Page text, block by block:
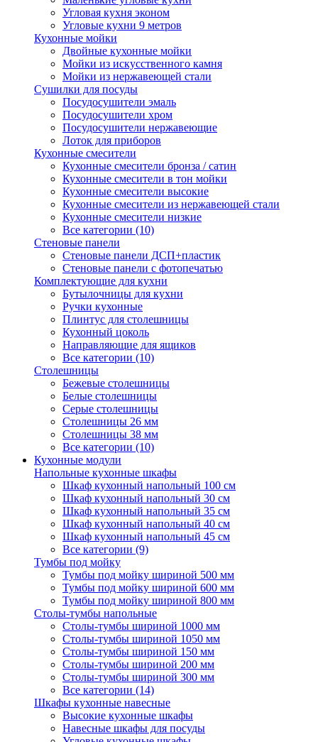
Угловая кухня эконом
Угловые кухни 9 метров
Кухонные мойки
Двойные кухонные мойки
Мойки из искусственного камня
Мойки из нержавеющей стали
Сушилки для посуды
Посудосушители эмаль
Посудосушители хром
Посудосушители нержавеющие
Лоток для приборов
Кухонные смесители
Кухонные смесители бронза / сатин
Кухонные смесители в тон мойки
Кухонные смесители высокие
Кухонные смесители из нержавеющей стали
Кухонные смесители низкие
Все категории (10)
Стеновые панели
Стеновые панели ДСП+пластик
Стеновые панели с фотопечатью
Комплектующие для кухни
Бутылочницы для кухни
Ручки кухонные
Плинтус для столешницы
Кухонный цоколь
Направляющие для ящиков
Все категории (10)
Столешницы
Бежевые столешницы
Белые столешницы
Серые столешницы
Столешницы 26 мм
Столешницы 38 мм
Все категории (10)
Кухонные модули
Напольные кухонные шкафы
Шкаф кухонный напольный 100 см
Шкаф кухонный напольный 30 см
Шкаф кухонный напольный 35 см
Шкаф кухонный напольный 40 см
Шкаф кухонный напольный 45 см
Все категории (9)
Тумбы под мойку
Тумбы под мойку шириной 500 мм
Тумбы под мойку шириной 600 мм
Тумбы под мойку шириной 800 мм
Столы-тумбы напольные
Столы-тумбы шириной 1000 мм
Столы-тумбы шириной 1050 мм
Столы-тумбы шириной 150 мм
Столы-тумбы шириной 200 мм
Столы-тумбы шириной 300 мм
Все категории (14)
Шкафы кухонные навесные
Высокие кухонные шкафы
Навесные шкафы для посуды